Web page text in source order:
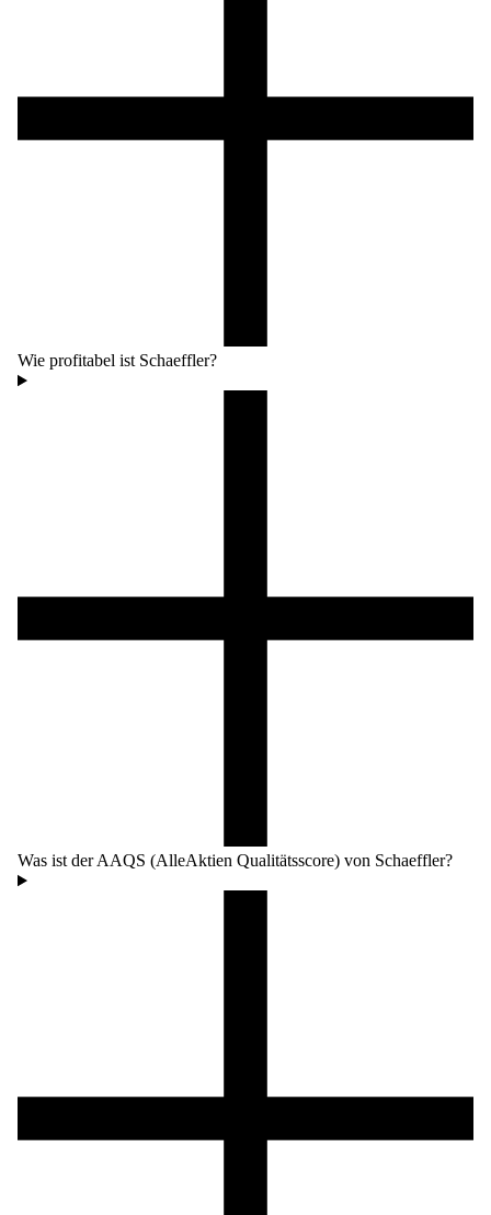
Wie profitabel ist Schaeffler?
Was ist der AAQS (AlleAktien Qualitätsscore) von Schaeffler?